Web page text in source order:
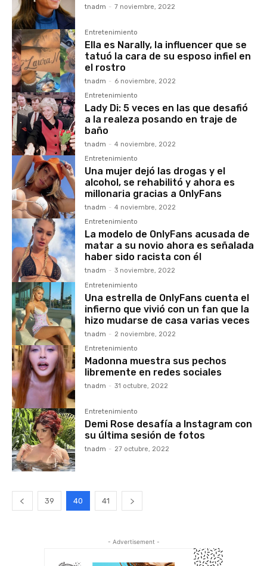
tnadm - 7 noviembre, 2022
Entretenimiento
Ella es Narally, la influencer que se
tatuó la cara de su esposo infiel en
el rostro
tnadm - 6 noviembre, 2022
Entretenimiento
Lady Di: 5 veces en las que desafió
a la realeza posando en traje de
baño
tnadm - 4 noviembre, 2022
Entretenimiento
Una mujer dejó las drogas y el
alcohol, se rehabilitó y ahora es
millonaria gracias a OnlyFans
tnadm - 4 noviembre, 2022
Entretenimiento
La modelo de OnlyFans acusada de
matar a su novio ahora es señalada
haber sido racista con él
tnadm - 3 noviembre, 2022
Entretenimiento
Una estrella de OnlyFans cuenta el
infierno que vivió con un fan que la
hizo mudarse de casa varias veces
tnadm - 2 noviembre, 2022
Entretenimiento
Madonna muestra sus pechos
libremente en redes sociales
tnadm - 31 octubre, 2022
Entretenimiento
Demi Rose desafía a Instagram con
su última sesión de fotos
tnadm - 27 octubre, 2022
39 40 41
- Advertisement -